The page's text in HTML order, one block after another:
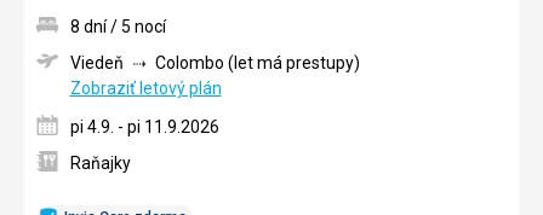
8 dní / 5 nocí
Viedeň
Colombo (let má prestupy)
Zobraziť letový plán
pi 4.9. - pi 11.9.2026
Raňajky